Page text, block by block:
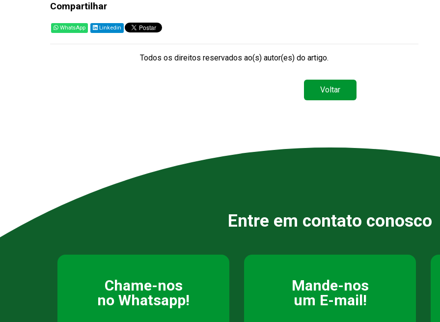
Compartilhar
WhatsApp Linkedin
Todos os direitos reservados ao(s) autor(es) do artigo.
Voltar
Entre em contato conosco
Chame-nos
no Whatsapp!
Mande-nos
um E-mail!